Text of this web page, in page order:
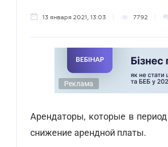
13 января 2021, 13:03 7792
Реклама
Арендаторы, которые в
снижение арендной платы.